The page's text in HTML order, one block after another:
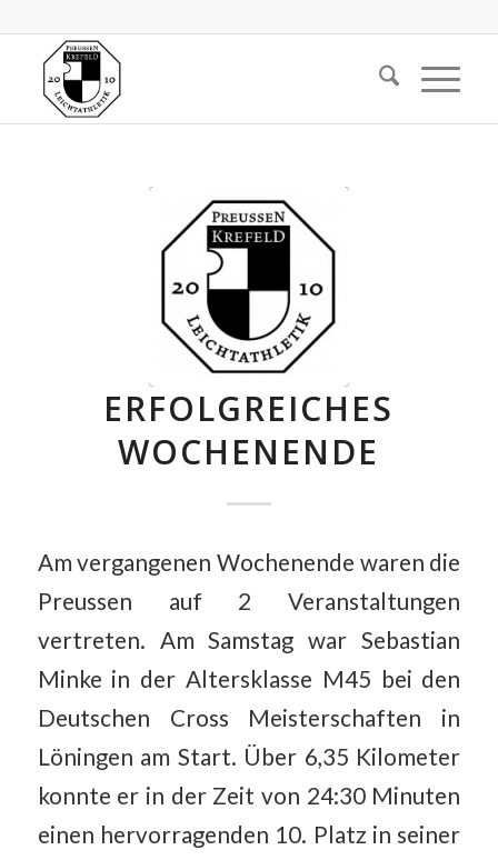
ERFOLGREICHES
WOCHENENDE
Am vergangenen Wochenende waren die
Preussen auf 2 Veranstaltungen
vertreten. Am Samstag war Sebastian
Minke in der Altersklasse M45 bei den
Deutschen Cross Meisterschaften in
Löningen am Start. Über 6,35 Kilometer
konnte er in der Zeit von 24:30 Minuten
einen hervorragenden 10. Platz in seiner